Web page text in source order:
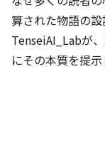
算された物語の設
TenseiAI_Labが
にその本質を提示